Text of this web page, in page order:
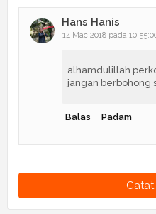
Hans Hanis
14 Mac 2018 pada
alhamdulillah
jangan berbohong
Balas Padam
Catat